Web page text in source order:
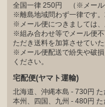
全国一律 250円 （※メール
※離島地域問わず一律です。
※メール便につきましては、
※組み合わせ等でメール便
ただき送料を加算させていた
※メール便配送で紛失や破
ください。
宅配便(ヤマト運輸)
北海道、沖縄本島 - 730円
本州、四国、九州 - 480円